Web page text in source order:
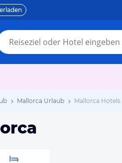
Mallorca Urlaub Mallorca Hotels